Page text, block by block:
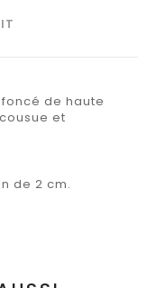
de haute
et
de 2 cm.